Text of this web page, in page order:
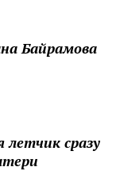
Байрамова
сразу